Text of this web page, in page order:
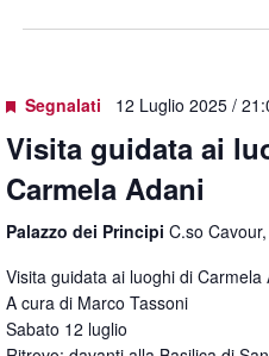
la
Segnalati 12 Luglio 2025 /
Visita guidata ai
Carmela Adani
Palazzo dei Principi C.so
Visita guidata ai luoghi di Carmela
A cura di Marco Tassoni
Sabato 12 luglio